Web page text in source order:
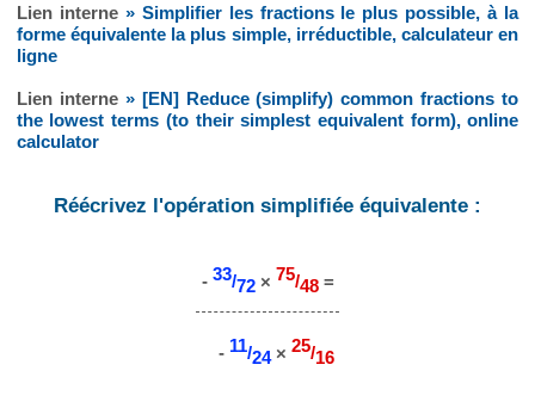
Lien interne » Simplifier les fractions le plus possible, à la
forme équivalente la plus simple, irréductible, calculateur en
ligne
Lien interne » [EN] Reduce (simplify) common fractions to
the lowest terms (to their simplest equivalent form), online
calculator
Réécrivez l'opération simplifiée équivalente :
- 33/72× 75/48=
- 11/24 × 25/16